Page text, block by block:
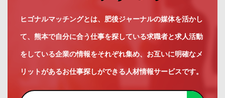
ヒゴナルマッチングとは、肥後ジャーナルの媒体を活かし
て、熊本で自分に合う仕事を探している求職者と求人活動
をしている企業の情報をそれぞれ集め、お互いに明確なメ
リットがあるお仕事探しができる人材情報サービスです。